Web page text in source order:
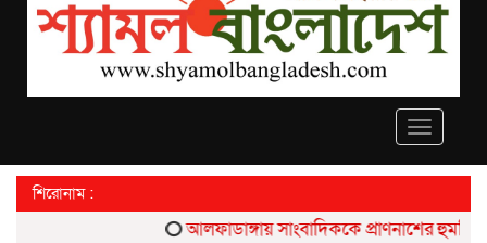
Toggle
শিরোনাম :
আলফাডাঙ্গায় সাংবাদিককে প্রাণনাশের হুমকির